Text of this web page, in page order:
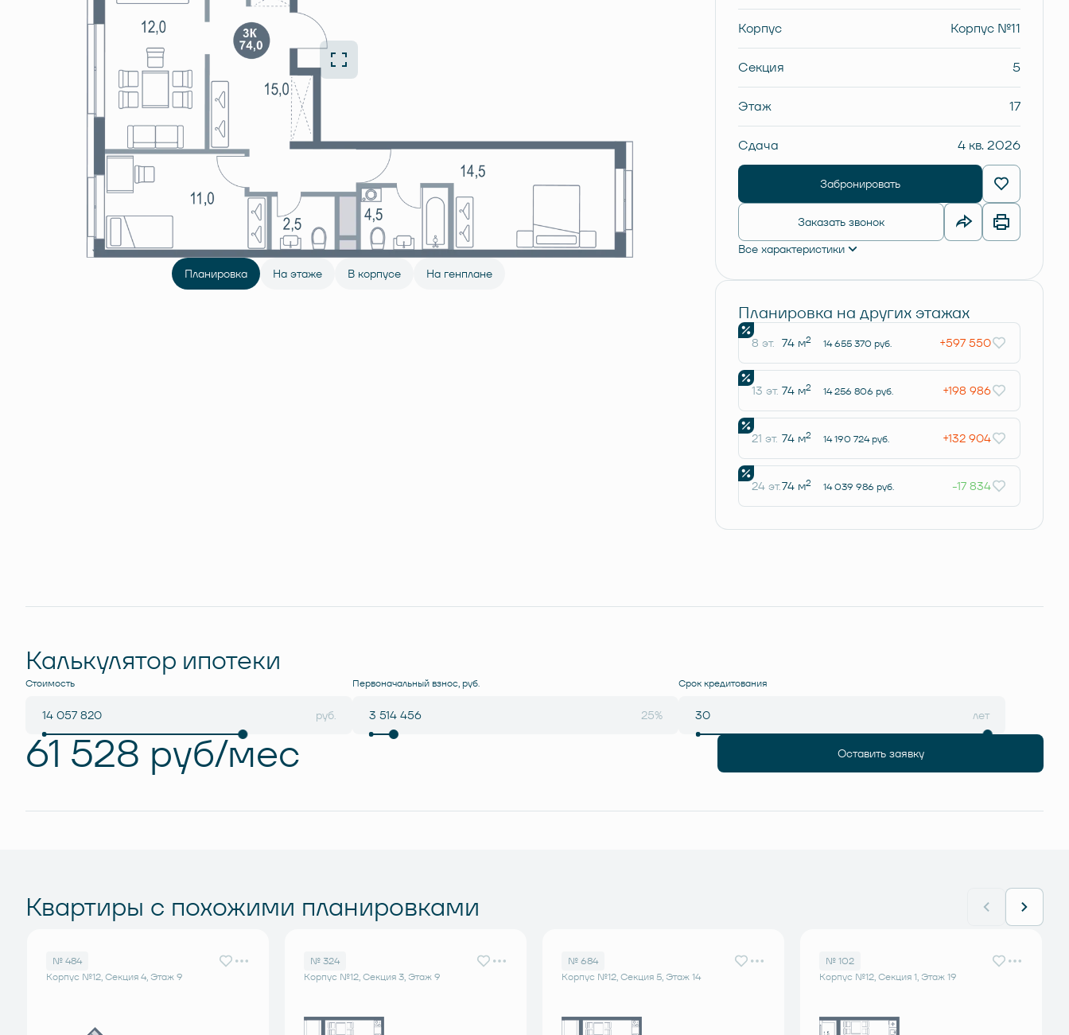
Планировка На этаже В корпусе На генплане
Корпус Корпус №11
Секция 5
Этаж 17
Сдача 4 кв. 2026
Забронировать
Заказать звонок
Все характеристики
Планировка на других этажах
8 эт. 74 м2 14 655 370 руб. +597 550
13 эт. 74 м2 14 256 806 руб. +198 986
21 эт. 74 м2 14 190 724 руб. +132 904
24 эт.74 м2 14 039 986 руб. -17 834
Калькулятор ипотеки
Стоимость
руб.
Первоначальный взнос, руб.
25%
Срок кредитования
лет
61 528 руб/мес Оставить заявку
Квартиры с похожими планировками
№ 484
Корпус №12, Секция 4, Этаж 9
№ 324
Корпус №12, Секция 3, Этаж 9
№ 684
Корпус №12, Секция 5, Этаж 14
№ 102
Корпус №12, Секция 1, Этаж 19